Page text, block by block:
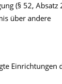
(§ 52, Absatz
über andere
Einrichtungen